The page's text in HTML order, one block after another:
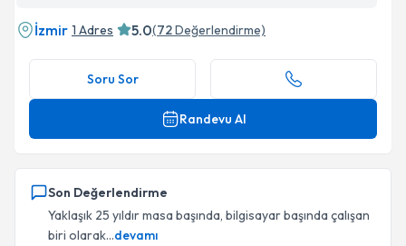
İzmir 1 Adres 5.0(72Değerlendirme)
Soru Sor
Randevu Al
Son Değerlendirme
Yaklaşık 25 yıldır masa başında, bilgisayar başında çalışan
biri olarak...devamı